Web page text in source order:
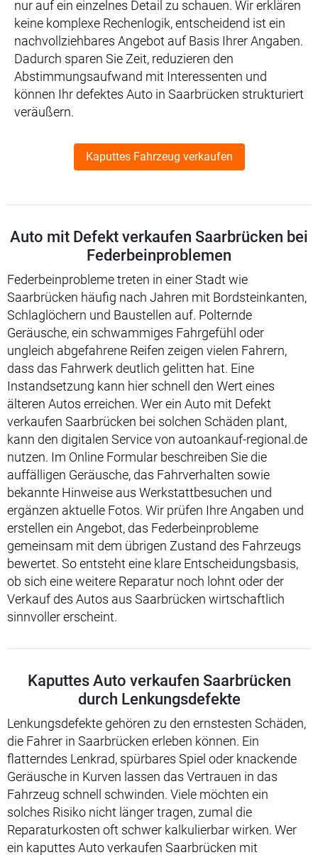
nur auf ein einzelnes Detail zu schauen. Wir erklären
keine komplexe Rechenlogik, entscheidend ist ein
nachvollziehbares Angebot auf Basis Ihrer Angaben.
Dadurch sparen Sie Zeit, reduzieren den
Abstimmungsaufwand mit Interessenten und
können Ihr defektes Auto in Saarbrücken strukturiert
veräußern.
Kaputtes Fahrzeug verkaufen
Auto mit Defekt verkaufen Saarbrücken bei
Federbeinproblemen
Federbeinprobleme treten in einer Stadt wie
Saarbrücken häufig nach Jahren mit Bordsteinkanten,
Schlaglöchern und Baustellen auf. Polternde
Geräusche, ein schwammiges Fahrgefühl oder
ungleich abgefahrene Reifen zeigen vielen Fahrern,
dass das Fahrwerk deutlich gelitten hat. Eine
Instandsetzung kann hier schnell den Wert eines
älteren Autos erreichen. Wer ein Auto mit Defekt
verkaufen Saarbrücken bei solchen Schäden plant,
kann den digitalen Service von autoankauf-regional.de
nutzen. Im Online Formular beschreiben Sie die
auffälligen Geräusche, das Fahrverhalten sowie
bekannte Hinweise aus Werkstattbesuchen und
ergänzen aktuelle Fotos. Wir prüfen Ihre Angaben und
erstellen ein Angebot, das Federbeinprobleme
gemeinsam mit dem übrigen Zustand des Fahrzeugs
bewertet. So entsteht eine klare Entscheidungsbasis,
ob sich eine weitere Reparatur noch lohnt oder der
Verkauf des Autos aus Saarbrücken wirtschaftlich
sinnvoller erscheint.
Kaputtes Auto verkaufen Saarbrücken
durch Lenkungsdefekte
Lenkungsdefekte gehören zu den ernstesten Schäden,
die Fahrer in Saarbrücken erleben können. Ein
flatterndes Lenkrad, spürbares Spiel oder knackende
Geräusche in Kurven lassen das Vertrauen in das
Fahrzeug schnell schwinden. Viele möchten ein
solches Risiko nicht länger tragen, zumal die
Reparaturkosten oft schwer kalkulierbar wirken. Wer
ein kaputtes Auto verkaufen Saarbrücken mit